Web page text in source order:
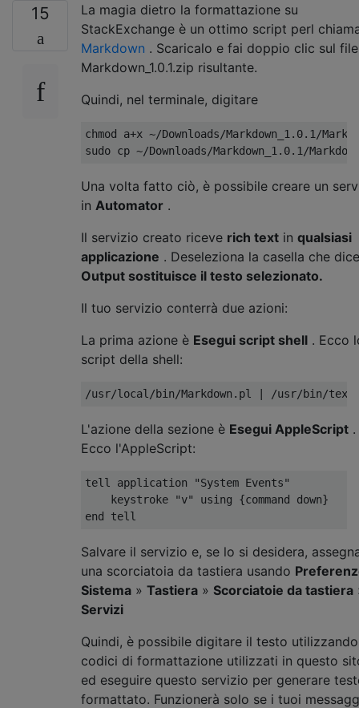
15
La magia dietro la formattazione su
StackExchange è un ottimo script perl
Markdown . Scaricalo e fai doppio clic sul file
Markdown_1.0.1.zip risultante.
Quindi, nel terminale, digitare
chmod a+x ~/Downloads/Markdown_1.0.1/
Una volta fatto ciò, è possibile creare un
in Automator .
Il servizio creato riceve rich text in qualsiasi
applicazione . Deseleziona la casella che dice
Output sostituisce il testo selezionato.
Il tuo servizio conterrà due azioni:
La prima azione è Esegui script shell . Ecco
script della shell:
L'azione della sezione è Esegui AppleScript .
Ecco l'AppleScript:
tell application "System Events"
    keystroke "v" using {command down}
Salvare il servizio e, se lo si desidera,
una scorciatoia da tastiera usando
Sistema » Tastiera » Scorciatoie da tastiera
Servizi
Quindi, è possibile digitare il testo
codici di formattazione utilizzati in questo
ed eseguire questo servizio per generare
formattato. Funzionerà solo se i tuoi